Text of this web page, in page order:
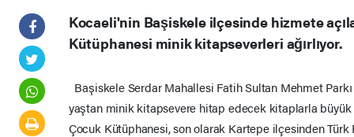
Kocaeli'nin Başiskele ilçesinde hizmete
Kütüphanesi minik kitapseverleri ağırlıyor.
Başiskele Serdar Mahallesi Fatih Sultan Mehmet
yaştan minik kitapsevere hitap edecek kitaplarla
Çocuk Kütüphanesi, son olarak Kartepe ilçesinden Türk